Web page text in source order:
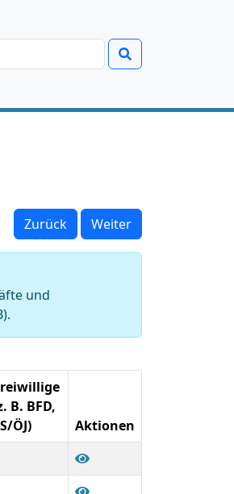
Zurück Weiter
und
B. BFD,
ÖJ)
Aktionen